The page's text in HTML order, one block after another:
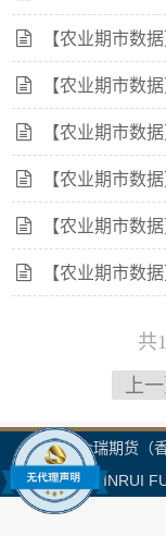
【农业期市数据】
【农业期市数据】
【农业期市数据】
【农业期市数据】
【农业期市数据】
【农业期市数据】
共
上一
金瑞期货（
JINRUI